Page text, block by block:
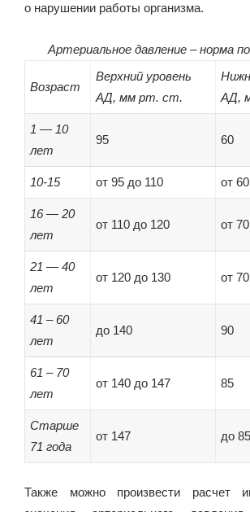
о нарушении работы организма.
Артериальное давление – норма
Возраст
Верхний уровень
АД, мм рт. ст.
АД,
1 — 10
лет
95 60
10-15 от 95 до 110 от
16 — 20
лет
от 110 до 120 от
21 — 40
лет
от 120 до 130 от
41 – 60
лет
до 140 90
61 – 70
лет
от 140 до 147 85
Старше
71 года
от 147 до 85
Также можно произвести расчет